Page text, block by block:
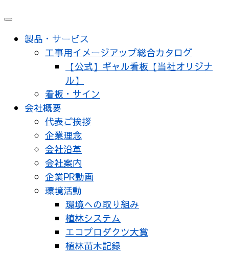
製品・サービス
工事用イメージアップ総合カタログ
【公式】ギャル看板【当社オリジナ
ル】
看板・サイン
会社概要
代表ご挨拶
企業理念
会社沿革
会社案内
企業PR動画
環境活動
環境への取り組み
植林システム
エコプロダクツ大賞
植林苗木記録